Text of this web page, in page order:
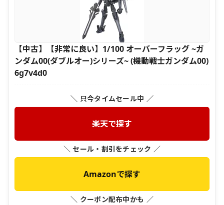
【中古】【非常に良い】1/100 オーバーフラッグ ~ガ
ンダム00(ダブルオー)シリーズ~ (機動戦士ガンダム00)
6g7v4d0
＼ 只今タイムセール中 ／
楽天で探す
＼ セール・割引をチェック ／
Amazonで探す
＼ クーポン配布中かも ／